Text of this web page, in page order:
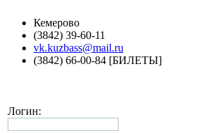
Кемерово
(3842) 39-60-11
vk.kuzbass@mail.ru
(3842) 66-00-84 [БИЛЕТЫ]
Логин: